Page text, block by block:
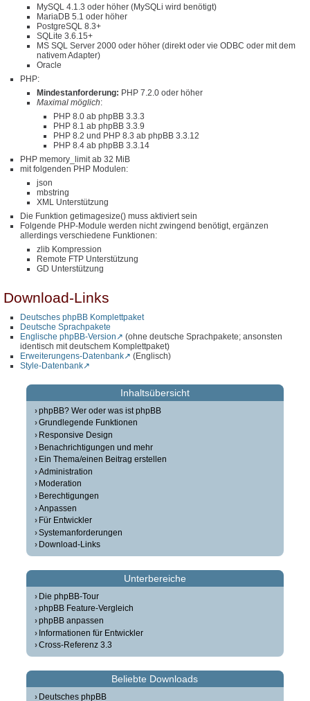
MySQL 4.1.3 oder höher (MySQLi wird benötigt)
MariaDB 5.1 oder höher
PostgreSQL 8.3+
SQLite 3.6.15+
MS SQL Server 2000 oder höher (direkt oder vie ODBC oder mit dem
nativem Adapter)
Oracle
PHP:
Mindestanforderung: PHP 7.2.0 oder höher
Maximal möglich:
PHP 8.0 ab phpBB 3.3.3
PHP 8.1 ab phpBB 3.3.9
PHP 8.2 und PHP 8.3 ab phpBB 3.3.12
PHP 8.4 ab phpBB 3.3.14
PHP memory_limit ab 32 MiB
mit folgenden PHP Modulen:
json
mbstring
XML Unterstützung
Die Funktion getimagesize() muss aktiviert sein
Folgende PHP-Module werden nicht zwingend benötigt, ergänzen
allerdings verschiedene Funktionen:
zlib Kompression
Remote FTP Unterstützung
GD Unterstützung
Download-Links
Deutsches phpBB Komplettpaket
Deutsche Sprachpakete
Englische phpBB-Version
(ohne deutsche Sprachpakete; ansonsten
identisch mit deutschem Komplettpaket)
Erweiterungens-Datenbank
(Englisch)
Style-Datenbank
Inhaltsübersicht
phpBB? Wer oder was ist phpBB
Grundlegende Funktionen
Responsive Design
Benachrichtigungen und mehr
Ein Thema/einen Beitrag erstellen
Administration
Moderation
Berechtigungen
Anpassen
Für Entwickler
Systemanforderungen
Download-Links
Unterbereiche
Die phpBB-Tour
phpBB Feature-Vergleich
phpBB anpassen
Informationen für Entwickler
Cross-Referenz 3.3
Beliebte Downloads
Deutsches phpBB